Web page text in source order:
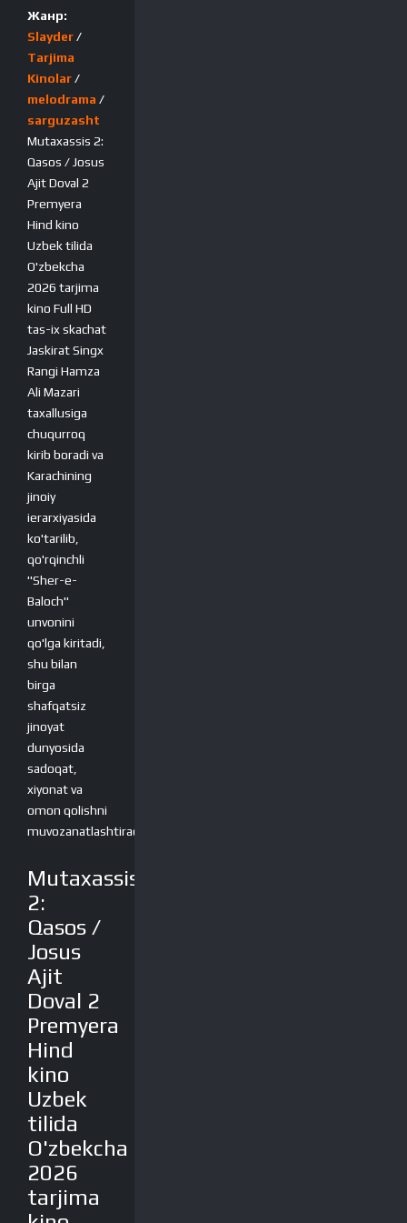
Жанр:
Slayder/
Tarjima
Kinolar/
melodrama /
sarguzasht
Mutaxassis 2:
Qasos / Josus
Ajit Doval 2
Premyera
Hind kino
Uzbek tilida
O'zbekcha
2026 tarjima
kino Full HD
tas-ix skachat
Jaskirat Singx
Rangi Hamza
Ali Mazari
taxallusiga
chuqurroq
kirib boradi va
Karachining
jinoiy
ierarxiyasida
ko'tarilib,
qo'rqinchli
"Sher-e-
Baloch"
unvonini
qo'lga kiritadi,
shu bilan
birga
shafqatsiz
jinoyat
dunyosida
sadoqat,
xiyonat va
omon qolishni
muvozanatlashtiradi.
Mutaxassis
2:
Qasos /
Josus
Ajit
Doval 2
Premyera
Hind
kino
Uzbek
tilida
O'zbekcha
2026
tarjima